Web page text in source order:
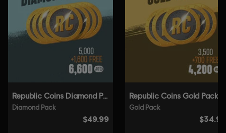
Género: Sports
Activación: Añadido automáticamente a la biblioteca de Ubisoft
Connect para PC
Condiciones del PC:
Necesitas una cuenta Ubisoft e instalar la
aplicación Ubisoft Connect para jugar este contenido.
© 2021 Ubisoft Entertainment. All Rights Reserved. Riders
Republic, Ubisoft and the Ubisoft logo are registered or
unregistered trademarks of Ubisoft Entertainment in the